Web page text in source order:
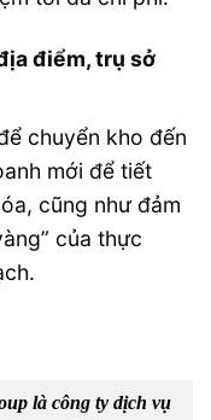
điểm, trụ sở
chuyển kho đến
mới để tiết
cũng như đảm
của thực
là công ty dịch vụ